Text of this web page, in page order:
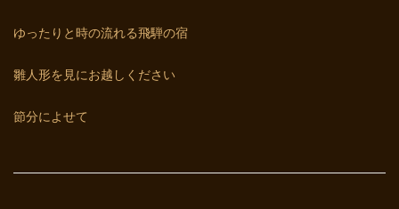
ゆったりと時の流れる飛騨の宿
雛人形を見にお越しください
節分によせて